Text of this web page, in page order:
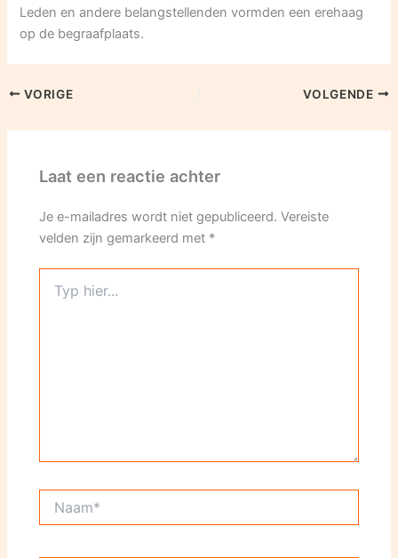
Leden en andere belangstellenden vormden een erehaag
op de begraafplaats.
VORIGE VOLGENDE
Laat een reactie achter
Je e-mailadres wordt niet gepubliceerd. Vereiste
velden zijn gemarkeerd met *
hier...